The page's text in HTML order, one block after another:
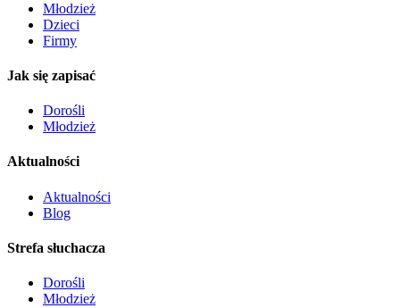
Młodzież
Dzieci
Firmy
Jak się zapisać
Dorośli
Młodzież
Aktualności
Aktualności
Blog
Strefa słuchacza
Dorośli
Młodzież